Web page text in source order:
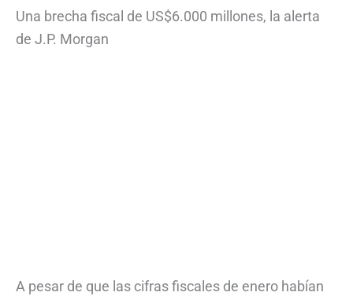
Una brecha fiscal de US$6.000 millones, la alerta
de J.P. Morgan
A pesar de que las cifras fiscales de enero habían